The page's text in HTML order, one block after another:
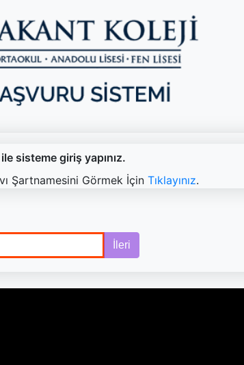
sisteme giriş yapınız.
Şartnamesini Görmek İçin Tıklayınız.
İleri